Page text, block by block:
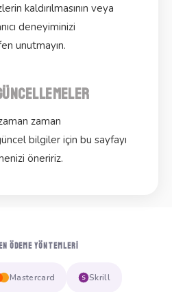
kaldırılmasının veya
deneyiminizi
unutmayın.
zaman
bilgiler için bu sayfayı
öneririz.
ÖDEME YÖNTEMLERI
Mastercard S Skrill